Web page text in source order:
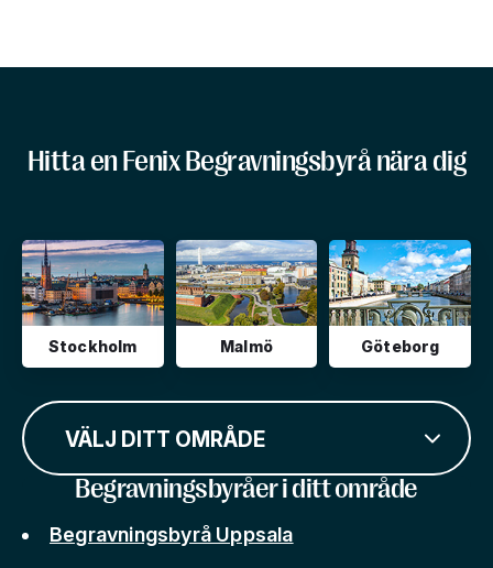
Hitta en Fenix Begravningsbyrå nära dig
Stockholm Malmö Göteborg
VÄLJ DITT OMRÅDE
Begravningsbyråer i ditt område
Begravningsbyrå Uppsala